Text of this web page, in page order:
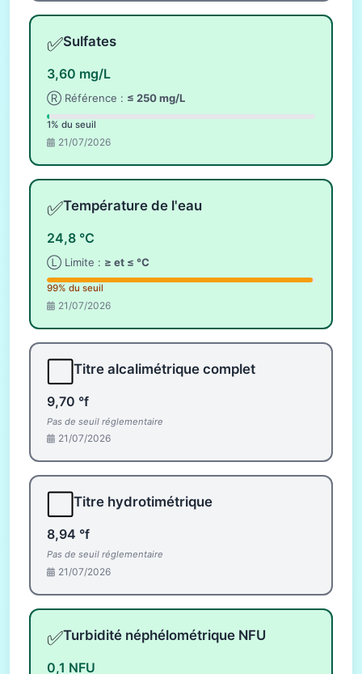
✅Sulfates
3,60 mg/L
Ⓡ Référence : ≤ 250 mg/L
1% du seuil
21/07/2026
✅Température de l'eau
24,8 °C
Ⓛ Limite : ≥ et ≤ °C
99% du seuil
21/07/2026
Titre alcalimétrique complet
9,70 °f
Pas de seuil réglementaire
21/07/2026
Titre hydrotimétrique
8,94 °f
Pas de seuil réglementaire
21/07/2026
✅Turbidité néphélométrique NFU
0,1 NFU